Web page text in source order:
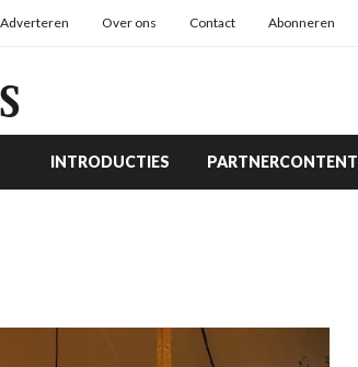
Adverteren Over ons Contact Abonneren
INTRODUCTIES PARTNERCONTENT